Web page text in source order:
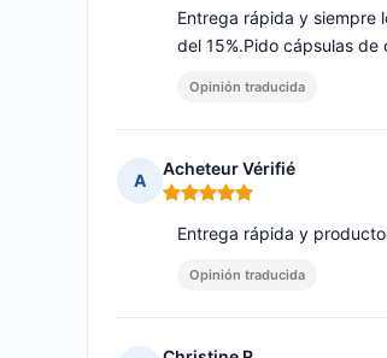
Entrega rápida y siempre
del 15%.Pido cápsulas
Opinión traducida
A
Acheteur Vérifié
Nota: 5 de 5
Entrega rápida y
Opinión traducida